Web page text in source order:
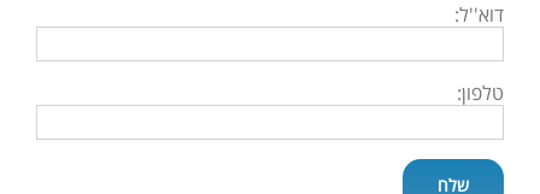
דוא''ל:
טלפון: